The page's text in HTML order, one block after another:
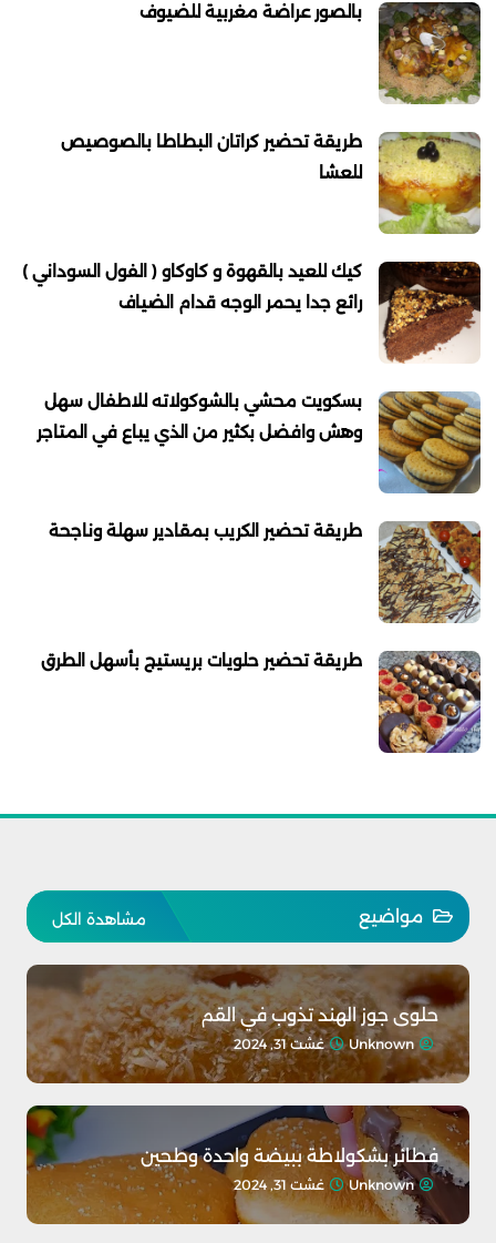
بالصور عراضة مغربية للضيوف
طريقة تحضير كراتان البطاطا بالصوصيص
للعشا
كيك للعيد بالقهوة و كاوكاو ( الفول السوداني )
رائع جدا يحمر الوجه قدام الضياف
بسكويت محشي بالشوكولاته للاطفال سهل
وهش وافضل بكثير من الذي يباع في المتاجر
طريقة تحضير الكريب بمقادير سهلة وناجحة
طريقة تحضير حلويات بريستيج بأسهل الطرق
مشاهدة الكل مواضيع
حلوى جوز الهند تذوب في القم
Unknown غشت 31, 2024
فطائر بشكولاطة ببيضة واحدة وطحين
Unknown غشت 31, 2024